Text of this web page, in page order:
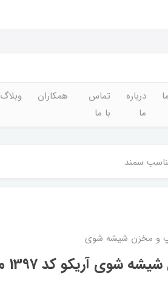
درباره
ما
تماس
با ما
همکاران وبلاگ
و مخزن شیشه شوی
شوی آریکو کد 1397 مناسب سمند